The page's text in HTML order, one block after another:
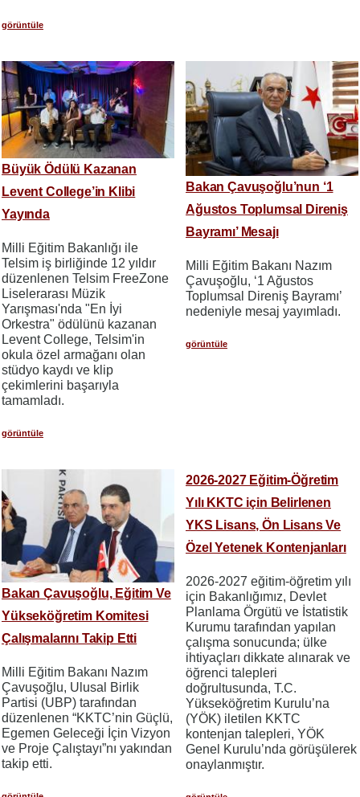
görüntüle
Büyük Ödülü Kazanan
Levent College’in Klibi
Yayında
Milli Eğitim Bakanlığı ile
Telsim iş birliğinde 12 yıldır
düzenlenen Telsim FreeZone
Liselerarası Müzik
Yarışması'nda "En İyi
Orkestra" ödülünü kazanan
Levent College, Telsim'in
okula özel armağanı olan
stüdyo kaydı ve klip
çekimlerini başarıyla
tamamladı.
görüntüle
Bakan Çavuşoğlu’nun ‘1
Ağustos Toplumsal Direniş
Bayramı’ Mesajı
Milli Eğitim Bakanı Nazım
Çavuşoğlu, ‘1 Ağustos
Toplumsal Direniş Bayramı’
nedeniyle mesaj yayımladı.
görüntüle
Bakan Çavuşoğlu, Eğitim Ve
Yükseköğretim Komitesi
Çalışmalarını Takip Etti
Milli Eğitim Bakanı Nazım
Çavuşoğlu, Ulusal Birlik
Partisi (UBP) tarafından
düzenlenen “KKTC’nin Güçlü,
Egemen Geleceği İçin Vizyon
ve Proje Çalıştayı”nı yakından
takip etti.
2026-2027 Eğitim-Öğretim
Yılı KKTC için Belirlenen
YKS Lisans, Ön Lisans Ve
Özel Yetenek Kontenjanları
2026-2027 eğitim-öğretim yılı
için Bakanlığımız, Devlet
Planlama Örgütü ve İstatistik
Kurumu tarafından yapılan
çalışma sonucunda; ülke
ihtiyaçları dikkate alınarak ve
öğrenci talepleri
doğrultusunda, T.C.
Yükseköğretim Kurulu’na
(YÖK) iletilen KKTC
kontenjan talepleri, YÖK
Genel Kurulu’nda görüşülerek
onaylanmıştır.